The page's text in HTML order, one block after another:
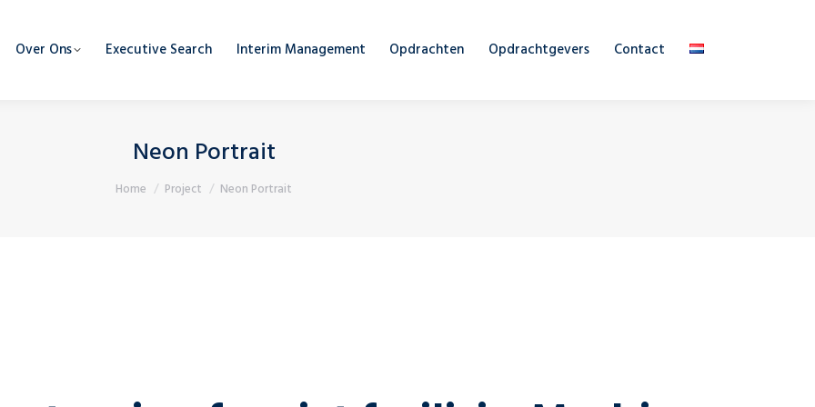
Over Ons Executive Search Interim Management Opdrachten Opdrachtgevers Contact
Neon Portrait
Je bent hier:
Home Project Neon Portrait